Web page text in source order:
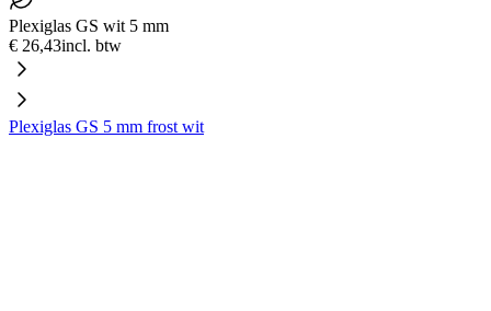
Plexiglas GS wit 5 mm
€ 26,43incl. btw
Plexiglas GS 5 mm frost wit